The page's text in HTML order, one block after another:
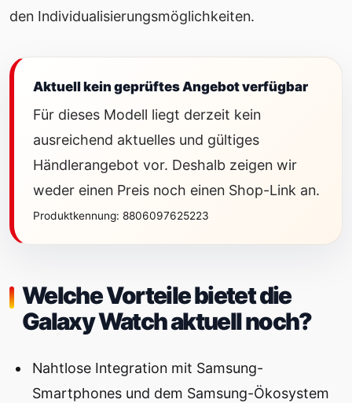
den Individualisierungsmöglichkeiten.
Aktuell kein geprüftes Angebot verfügbar
Für dieses Modell liegt derzeit kein
ausreichend aktuelles und gültiges
Händlerangebot vor. Deshalb zeigen wir
weder einen Preis noch einen Shop-Link an.
Produktkennung: 8806097625223
Welche Vorteile bietet die
Galaxy Watch aktuell noch?
Nahtlose Integration mit Samsung-
Smartphones und dem Samsung-Ökosystem